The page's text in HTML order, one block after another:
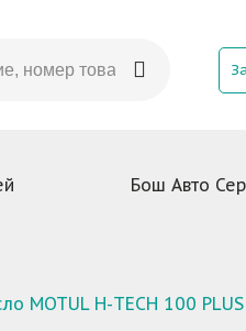
Бош Авто
MOTUL H-TECH 100